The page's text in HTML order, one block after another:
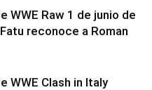
WWE Raw 1 de junio de
reconoce a Roman
WWE Clash in Italy